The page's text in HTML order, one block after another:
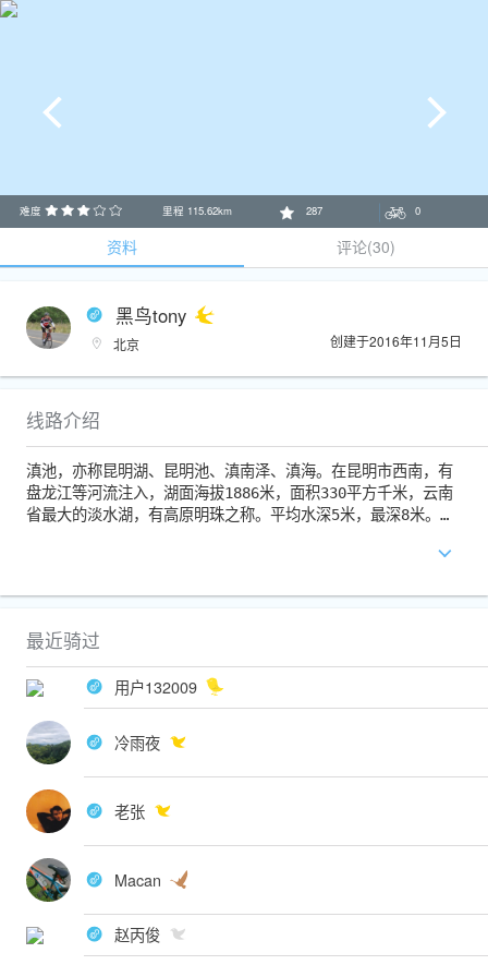
难度 里程 115.62km 287 0
资料 评论(30)
黑鸟tony
北京 创建于2016年11月5日
线路介绍
滇池，亦称昆明湖、昆明池、滇南泽、滇海。在昆明市西南，有
盘龙江等河流注入，湖面海拔1886米，面积330平方千米，云南
省最大的淡水湖，有高原明珠之称。平均水深5米，最深8米。湖
云南民族博物馆、西山华亭寺、太华寺、三清阁、龙门、筇竹
8平方公里。
近几年，昆明修建了环绕滇池的环湖路，环滇池骑行一周100多
公里，道路平坦、宽阔，沿途可以远眺西山、近揽滇池，附近农
田百顷，景色宜人。
最近骑过
用户132009
冷雨夜
老张
Macan
赵丙俊